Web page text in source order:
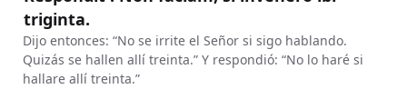
triginta.
Dijo entonces: “No se irrite el Señor si sigo hablando.
Quizás se hallen allí treinta.” Y respondió: “No lo haré si
hallare allí treinta.”